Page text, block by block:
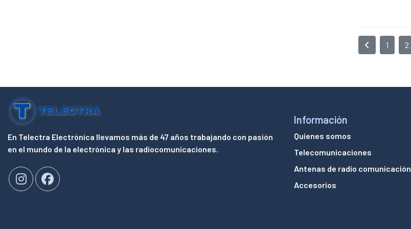
1 2
En Telectra Electrónica llevamos más de 47 años trabajando con pasión
en el mundo de la electrónica y las radiocomunicaciones.
Información
Quienes somos
Telecomunicaciones
Antenas de radio comunicación
Accesorios